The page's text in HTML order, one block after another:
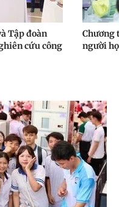
Tập đoàn
cứu công
Chương
người